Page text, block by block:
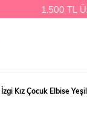
1.500 TL
İzgi Kız Çocuk Elbise